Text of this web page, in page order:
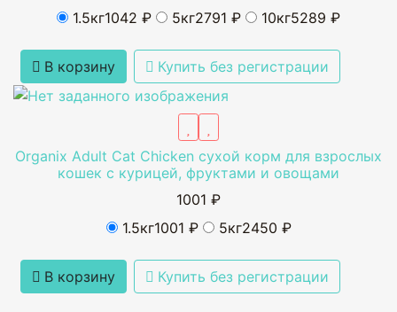
1.5кг1042 ₽ 5кг2791 ₽ 10кг5289 ₽
В корзину Купить без регистрации
Organix Adult Cat Chicken сухой корм для взрослых
кошек с курицей, фруктами и овощами
1001 ₽
1.5кг1001 ₽ 5кг2450 ₽
В корзину Купить без регистрации